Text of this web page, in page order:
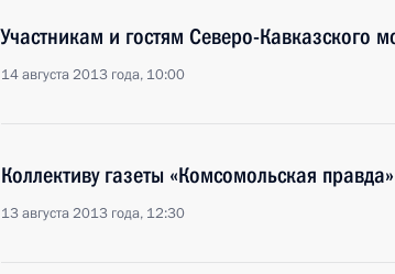
Участникам и гостям Северо-
14 августа 2013 года, 10:00
Коллективу газеты «Комсомольская правда»
13 августа 2013 года, 12:30